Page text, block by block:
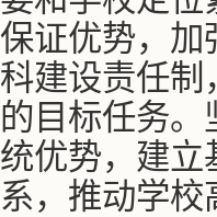
保证优势，加
科建设责任制
的目标任务
统优势，建立
系，推动学校